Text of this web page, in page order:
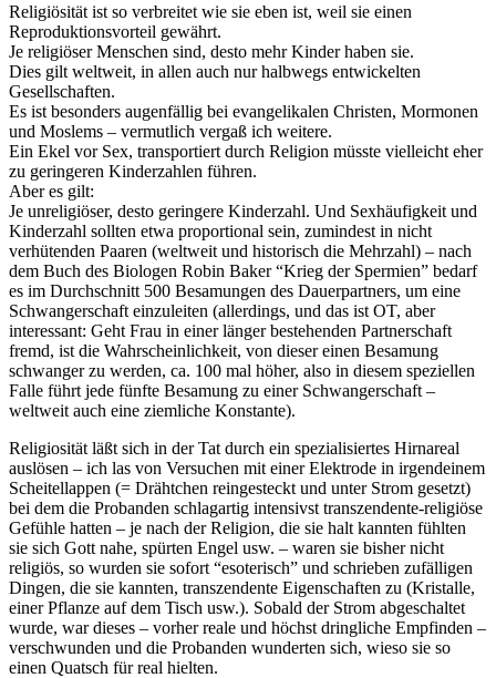
Religiösität ist so verbreitet wie sie eben ist, weil sie einen
Reproduktionsvorteil gewährt.
Je religiöser Menschen sind, desto mehr Kinder haben sie.
Dies gilt weltweit, in allen auch nur halbwegs entwickelten
Gesellschaften.
Es ist besonders augenfällig bei evangelikalen Christen, Mormonen
und Moslems – vermutlich vergaß ich weitere.
Ein Ekel vor Sex, transportiert durch Religion müsste vielleicht eher
zu geringeren Kinderzahlen führen.
Aber es gilt:
Je unreligiöser, desto geringere Kinderzahl. Und Sexhäufigkeit und
Kinderzahl sollten etwa proportional sein, zumindest in nicht
verhütenden Paaren (weltweit und historisch die Mehrzahl) – nach
dem Buch des Biologen Robin Baker “Krieg der Spermien” bedarf
es im Durchschnitt 500 Besamungen des Dauerpartners, um eine
Schwangerschaft einzuleiten (allerdings, und das ist OT, aber
interessant: Geht Frau in einer länger bestehenden Partnerschaft
fremd, ist die Wahrscheinlichkeit, von dieser einen Besamung
schwanger zu werden, ca. 100 mal höher, also in diesem speziellen
Falle führt jede fünfte Besamung zu einer Schwangerschaft –
weltweit auch eine ziemliche Konstante).
Religiosität läßt sich in der Tat durch ein spezialisiertes Hirnareal
auslösen – ich las von Versuchen mit einer Elektrode in irgendeinem
Scheitellappen (= Drähtchen reingesteckt und unter Strom gesetzt)
bei dem die Probanden schlagartig intensivst transzendente-religiöse
Gefühle hatten – je nach der Religion, die sie halt kannten fühlten
sie sich Gott nahe, spürten Engel usw. – waren sie bisher nicht
religiös, so wurden sie sofort “esoterisch” und schrieben zufälligen
Dingen, die sie kannten, transzendente Eigenschaften zu (Kristalle,
einer Pflanze auf dem Tisch usw.). Sobald der Strom abgeschaltet
wurde, war dieses – vorher reale und höchst dringliche Empfinden –
verschwunden und die Probanden wunderten sich, wieso sie so
einen Quatsch für real hielten.